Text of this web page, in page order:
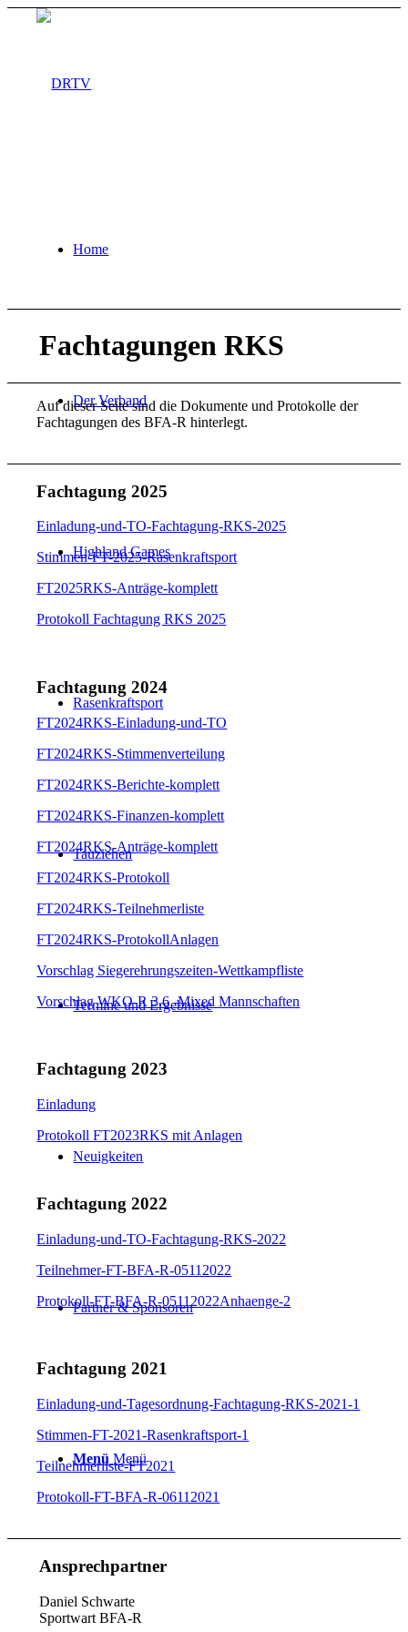
Home
Der Verband
Highland Games
Rasenkraftsport
Tauziehen
Termine und Ergebnisse
Neuigkeiten
Partner & Sponsoren
Menü Menü
Fachtagungen RKS
Auf dieser Seite sind die Dokumente und Protokolle der
Fachtagungen des BFA-R hinterlegt.
Fachtagung 2025
Einladung-und-TO-Fachtagung-RKS-2025
Stimmen-FT-2025-Rasenkraftsport
FT2025RKS-Anträge-komplett
Protokoll Fachtagung RKS 2025
Fachtagung 2024
FT2024RKS-Einladung-und-TO
FT2024RKS-Stimmenverteilung
FT2024RKS-Berichte-komplett
FT2024RKS-Finanzen-komplett
FT2024RKS-Anträge-komplett
FT2024RKS-Protokoll
FT2024RKS-Teilnehmerliste
FT2024RKS-ProtokollAnlagen
Vorschlag Siegerehrungszeiten-Wettkampfliste
Vorschlag WKO-R 3.6 -Mixed Mannschaften
Fachtagung 2023
Einladung
Protokoll FT2023RKS mit Anlagen
Fachtagung 2022
Einladung-und-TO-Fachtagung-RKS-2022
Teilnehmer-FT-BFA-R-05112022
Protokoll-FT-BFA-R-05112022Anhaenge-2
Fachtagung 2021
Einladung-und-Tagesordnung-Fachtagung-RKS-2021-1
Stimmen-FT-2021-Rasenkraftsport-1
Teilnehmerliste-FT2021
Protokoll-FT-BFA-R-06112021
Ansprechpartner
Daniel Schwarte
Sportwart BFA-R